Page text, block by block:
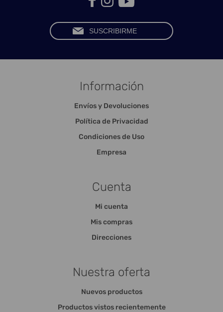
Información
Envíos y Devoluciones
Política de Privacidad
Condiciones de Uso
Empresa
Cuenta
Mi cuenta
Mis compras
Direcciones
Nuestra oferta
Nuevos productos
Productos vistos recientemente